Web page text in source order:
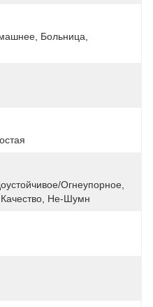
Больница,
огнеупорное,
Не-Шумн